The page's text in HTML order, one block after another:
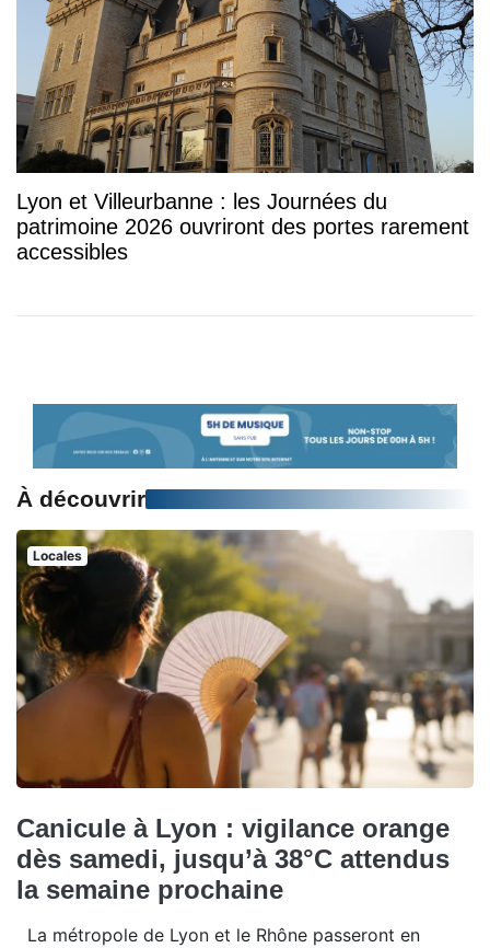
Lyon et Villeurbanne : les Journées du
patrimoine 2026 ouvriront des portes rarement
accessibles
À découvrir
Locales
Canicule à Lyon : vigilance orange
dès samedi, jusqu’à 38°C attendus
la semaine prochaine
La métropole de Lyon et le Rhône passeront en